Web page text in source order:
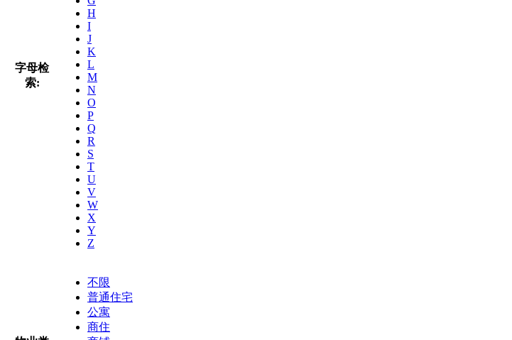
字母检
索:
H
I
J
K
L
M
N
O
P
Q
R
S
T
U
V
W
X
Y
Z
不限
普通住宅
公寓
商住